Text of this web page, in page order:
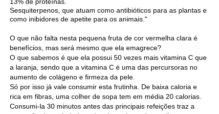
Sesquiterpenos, que atuam como antibióticos para as plantas e
como inibidores de apetite para os animais."
O que não falta nesta pequena fruta de cor vermelha clara é
benefícios, mas será mesmo que ela emagrece?
O que sabemos é que ela possui 50 vezes mais vitamina C que
a laranja, sendo que a vitamina C é uma das percursoras no
aumento de colágeno e firmeza da pele.
Só por isso já vale consumir esta frutinha. De baixa caloria e
rica em fibras, uma colher de sopa tem em média 20 calorias.
Consumi-la 30 minutos antes das principais refeições traz a